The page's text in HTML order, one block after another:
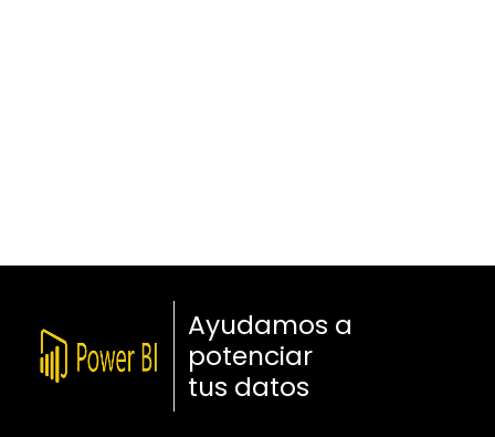
Ayudamos a
potenciar
tus datos